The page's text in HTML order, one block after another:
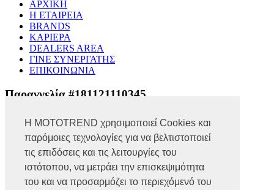
Η MOTOTREND χρησιμοποιεί Cookies και
παρόμοιες τεχνολογίες για να βελτιστοποιεί
τις επιδόσεις και τις λειτουργίες του
ιστότοπου, να μετράει την επισκεψιμότητα
του και να προσαρμόζει το περιεχόμενό του
ΑΡΧΙΚΗ
Η ΕΤΑΙΡΕΙΑ
BRANDS
ΚΑΡΙΕΡΑ
DEALERS AREA
ΓΙΝΕ ΣΥΝΕΡΓΑΤΗΣ
ΕΠΙΚΟΙΝΩΝΙΑ
Παραγγελία #181121110345
Βρυούλων 56, Ν. Φιλαδέλφεια,
14341, Αθήνα
Αρ. Γ.Ε.ΜΗ 002466101000
2102585991
Φαξ.:2102585993
Ε-mail:info@mototrend.gr